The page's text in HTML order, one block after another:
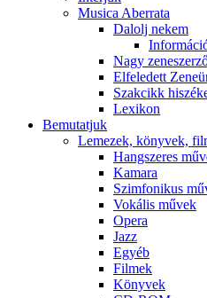
Musica Aberrata
Dalolj nekem
Nagy
Elfeledett
Szakcikk
Lexikon
Bemutatjuk
Lemezek, könyvek,
Hangszeres
Kamara
Szimfonikus
Vokális művek
Opera
Jazz
Egyéb
Filmek
Könyvek